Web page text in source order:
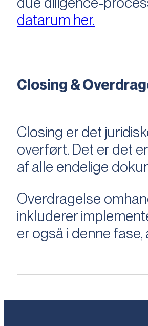
datarum her.
Closing &
Closing er det
overført. Det er det
af alle endelige
Overdragelse
inkluderer
er også i denne